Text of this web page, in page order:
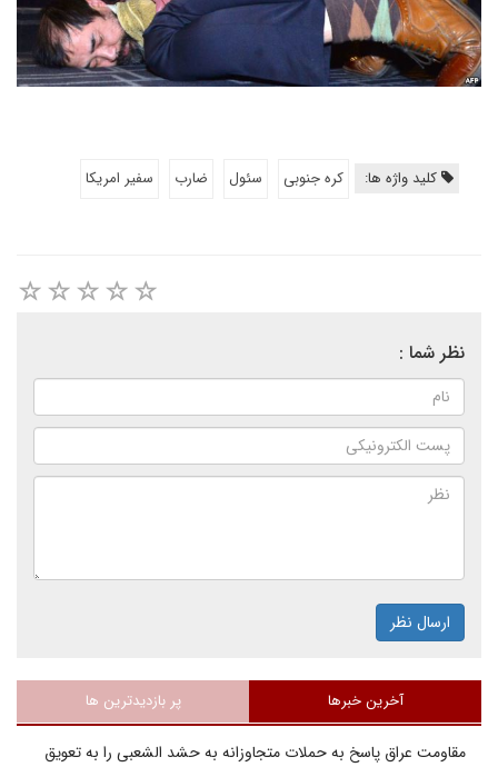
کلید واژه ها: کره جنوبی سئول ضارب سفیر امریکا
نظر شما :
ارسال نظر
آخرین خبرها پر بازدیدترین ها
مقاومت عراق پاسخ به حملات متجاوزانه به حشد الشعبی را به تعویق